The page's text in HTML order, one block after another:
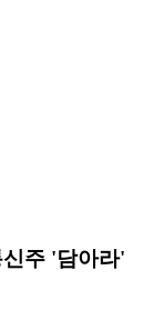
주 '담아라'